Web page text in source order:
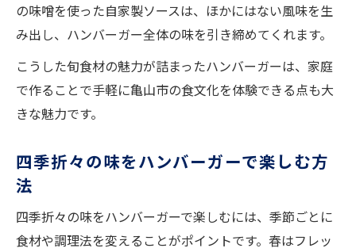
の味噌を使った自家製ソースは、ほかにはない風味を生
み出し、ハンバーガー全体の味を引き締めてくれます。
こうした旬食材の魅力が詰まったハンバーガーは、家庭
で作ることで手軽に亀山市の食文化を体験できる点も大
きな魅力です。
四季折々の味をハンバーガーで楽しむ方
法
四季折々の味をハンバーガーで楽しむには、季節ごとに
食材や調理法を変えることがポイントです。春はフレッ